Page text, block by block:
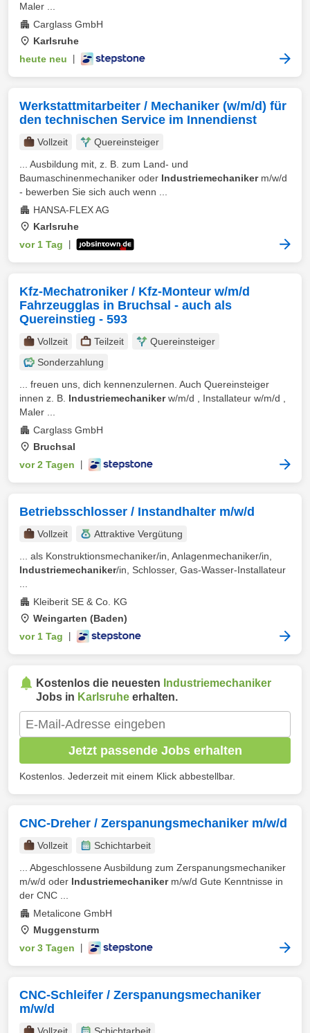
Maler ...
Carglass GmbH
Karlsruhe
heute neu
Werkstattmitarbeiter / Mechaniker (w/m/d) für
den technischen Service im Innendienst
Vollzeit
Quereinsteiger
... Ausbildung mit, z. B. zum Land- und
Baumaschinenmechaniker oder Industriemechanikerm/w/d
- bewerben Sie sich auch wenn ...
HANSA-FLEX AG
Karlsruhe
vor 1 Tag
Kfz-Mechatroniker / Kfz-Monteur w/m/d
Fahrzeugglas in Bruchsal - auch als
Quereinstieg - 593
Vollzeit Teilzeit
Quereinsteiger
Sonderzahlung
... freuen uns, dich kennenzulernen. Auch Quereinsteiger
innen z. B. Industriemechanikerw/m/d , Installateur w/m/d ,
Maler ...
Carglass GmbH
Bruchsal
vor 2 Tagen
Betriebsschlosser / Instandhalter m/w/d
Vollzeit
Attraktive Vergütung
... als Konstruktionsmechaniker/in, Anlagenmechaniker/in,
Industriemechaniker/in, Schlosser, Gas-Wasser-Installateur
Kleiberit SE & Co. KG
Weingarten (Baden)
vor 1 Tag
Kostenlos die neuesten Industriemechaniker
Jobs in Karlsruhe erhalten.
Jetzt passende Jobs erhalten
Kostenlos. Jederzeit mit einem Klick abbestellbar.
CNC-Dreher / Zerspanungsmechaniker m/w/d
Vollzeit
Schichtarbeit
... Abgeschlossene Ausbildung zum Zerspanungsmechaniker
m/w/d oder Industriemechanikerm/w/d Gute Kenntnisse in
der CNC ...
Metalicone GmbH
Muggensturm
vor 3 Tagen
CNC-Schleifer / Zerspanungsmechaniker
m/w/d